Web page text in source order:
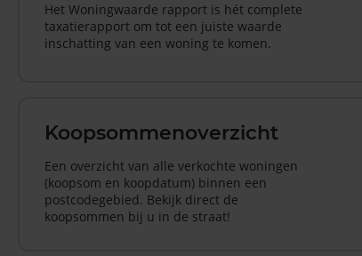
Het Woningwaarde rapport is hét complete
taxatierapport om tot een juiste waarde
inschatting van een woning te komen.
Koopsommenoverzicht
Een overzicht van alle verkochte woningen
(koopsom en koopdatum) binnen een
postcodegebied. Bekijk direct de
koopsommen bij u in de straat!